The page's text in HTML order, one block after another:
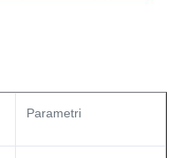
Parametri